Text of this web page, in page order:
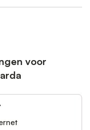
voor